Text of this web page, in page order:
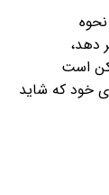
دهد،
است
خود که شاید